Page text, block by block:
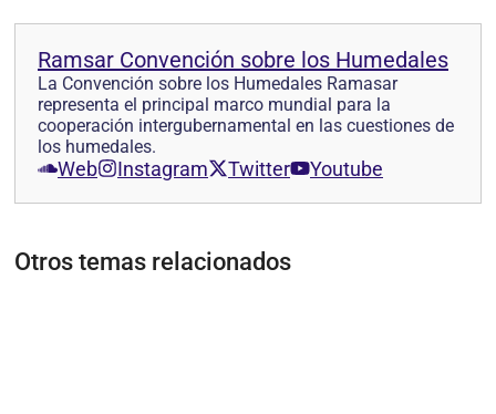
Ramsar Convención sobre los Humedales
La Convención sobre los Humedales Ramasar
representa el principal marco mundial para la
cooperación intergubernamental en las cuestiones de
los humedales.
Web Instagram Twitter Youtube
Otros temas relacionados